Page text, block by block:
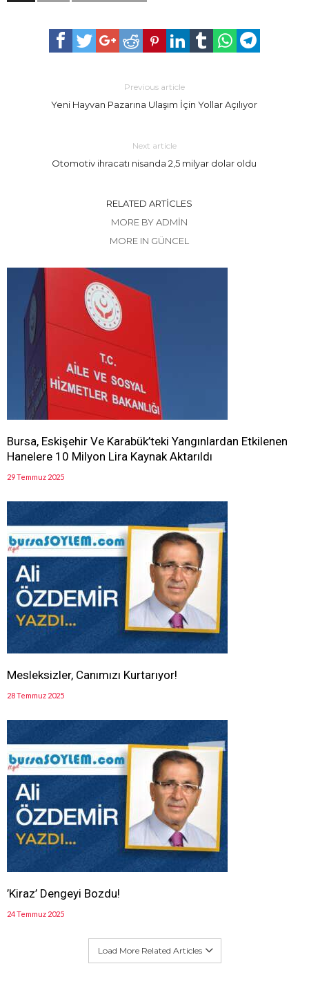
Previous article
Yeni Hayvan Pazarına Ulaşım İçin Yollar Açılıyor
Next article
Otomotiv ihracatı nisanda 2,5 milyar dolar oldu
RELATED ARTICLES
MORE BY ADMIN
MORE IN GÜNCEL
Bursa, Eskişehir Ve Karabük’teki Yangınlardan Etkilenen
Hanelere 10 Milyon Lira Kaynak Aktarıldı
29 Temmuz 2025
Mesleksizler, Canımızı Kurtarıyor!
28 Temmuz 2025
’Kiraz’ Dengeyi Bozdu!
24 Temmuz 2025
Load More Related Articles